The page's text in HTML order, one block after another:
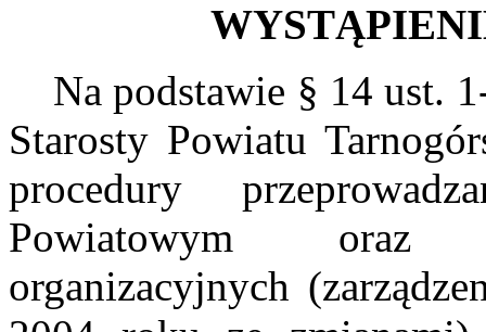
Na podstawie § 14 ust.
Starosty Powiatu
procedury
Powiatowym oraz
organizacyjnych